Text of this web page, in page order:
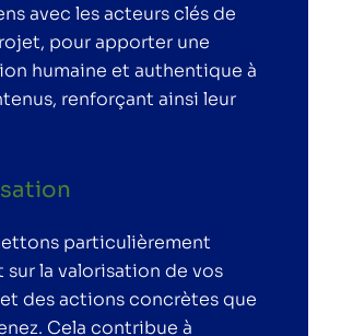
avec les acteurs clés de
pour apporter une
humaine et authentique à
renforçant ainsi leur
particulièrement
sur la valorisation de vos
des actions concrètes que
Cela contribue à